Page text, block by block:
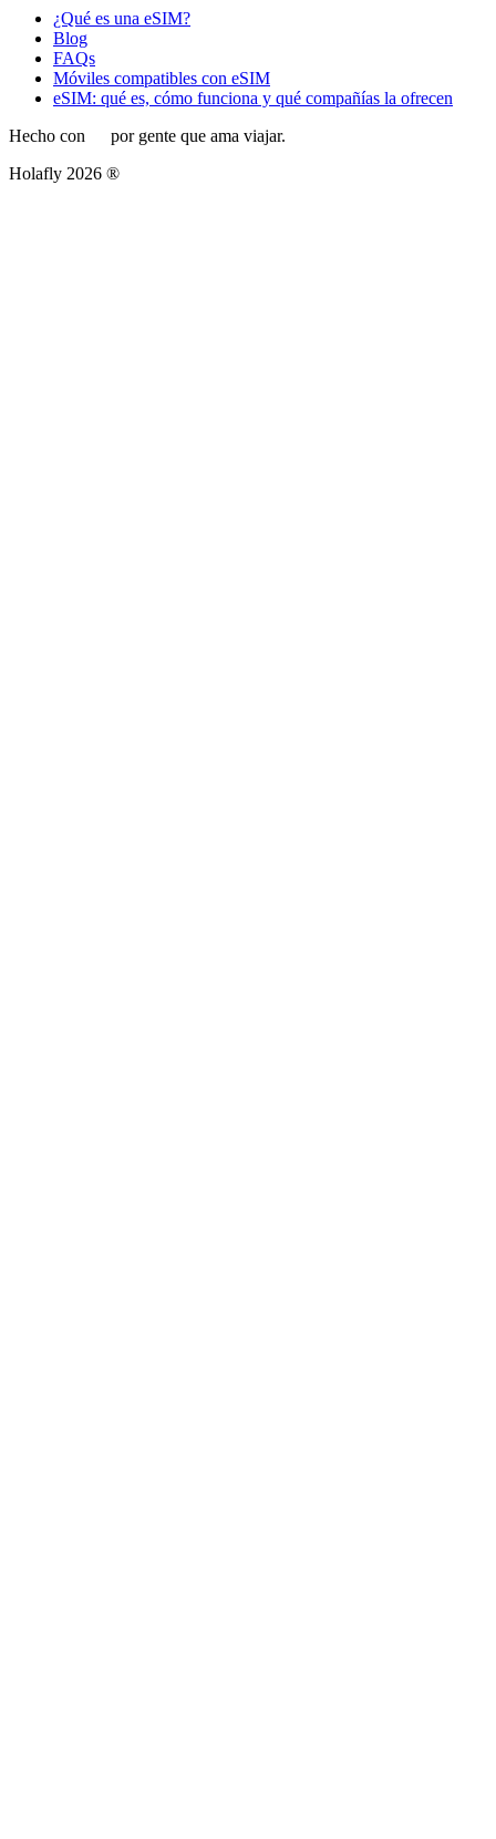
¿Qué es una eSIM?
Blog
FAQs
Móviles compatibles con eSIM
eSIM: qué es, cómo funciona y qué compañías la ofrecen
Hecho con
por gente que ama viajar.
Holafly 2026 ®